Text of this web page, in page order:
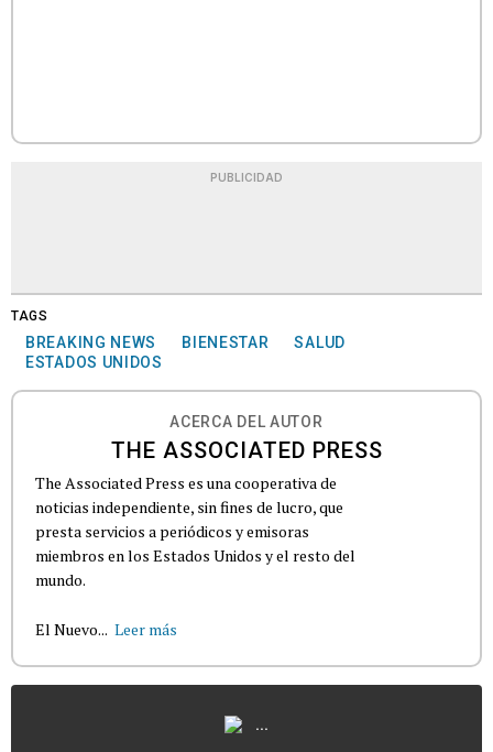
PUBLICIDAD
TAGS
BREAKING NEWS BIENESTAR
SALUD
ESTADOS UNIDOS
ACERCA DEL AUTOR
THE ASSOCIATED PRESS
The Associated Press es una cooperativa de
noticias independiente, sin fines de lucro, que
presta servicios a periódicos y emisoras
miembros en los Estados Unidos y el resto del
mundo.
El Nuevo... Leer más
...